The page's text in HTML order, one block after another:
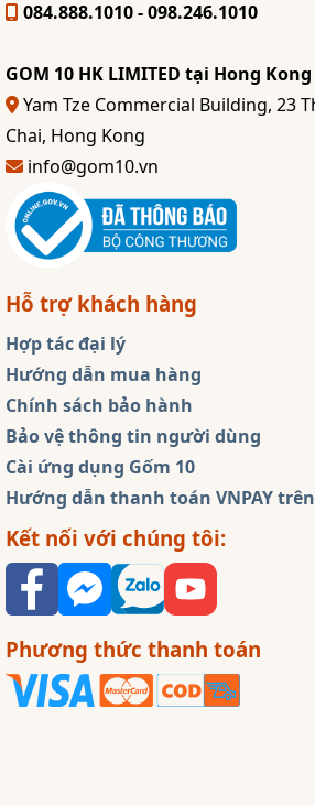
084.888.1010 - 098.246.1010
GOM 10 HK LIMITED tại Hong Kong
Yam Tze Commercial Building, 23
Chai, Hong Kong
info@gom10.vn
Hỗ trợ khách hàng
Hợp tác đại lý
Hướng dẫn mua hàng
Chính sách bảo hành
Bảo vệ thông tin người dùng
Cài ứng dụng Gốm 10
Hướng dẫn thanh toán VNPAY
Kết nối với chúng tôi:
Phương thức thanh toán